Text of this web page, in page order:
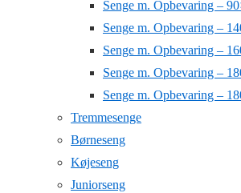
Senge m. Opbevaring –
Senge m. Opbevaring –
Senge m. Opbevaring –
Senge m. Opbevaring –
Senge m. Opbevaring –
Tremmesenge
Børneseng
Køjeseng
Juniorseng